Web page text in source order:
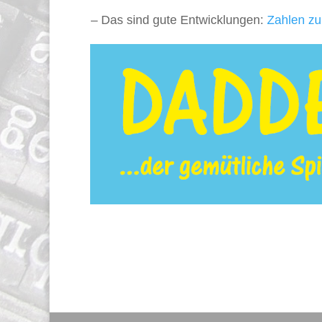
– Das sind gute Entwicklungen: Zahlen